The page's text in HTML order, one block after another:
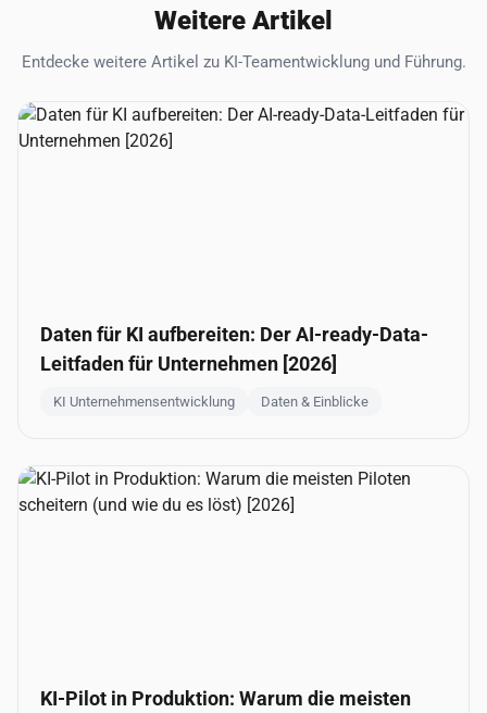
Weitere Artikel
Entdecke weitere Artikel zu KI-Teamentwicklung und Führung.
Daten für KI aufbereiten: Der AI-ready-Data-
Leitfaden für Unternehmen [2026]
KI Unternehmensentwicklung Daten & Einblicke
KI-Pilot in Produktion: Warum die meisten